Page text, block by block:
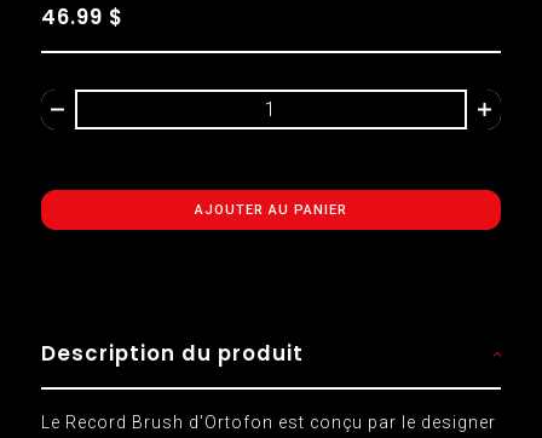
46.99 $
AJOUTER AU PANIER
Description du produit
Le Record Brush d'Ortofon est conçu par le designer